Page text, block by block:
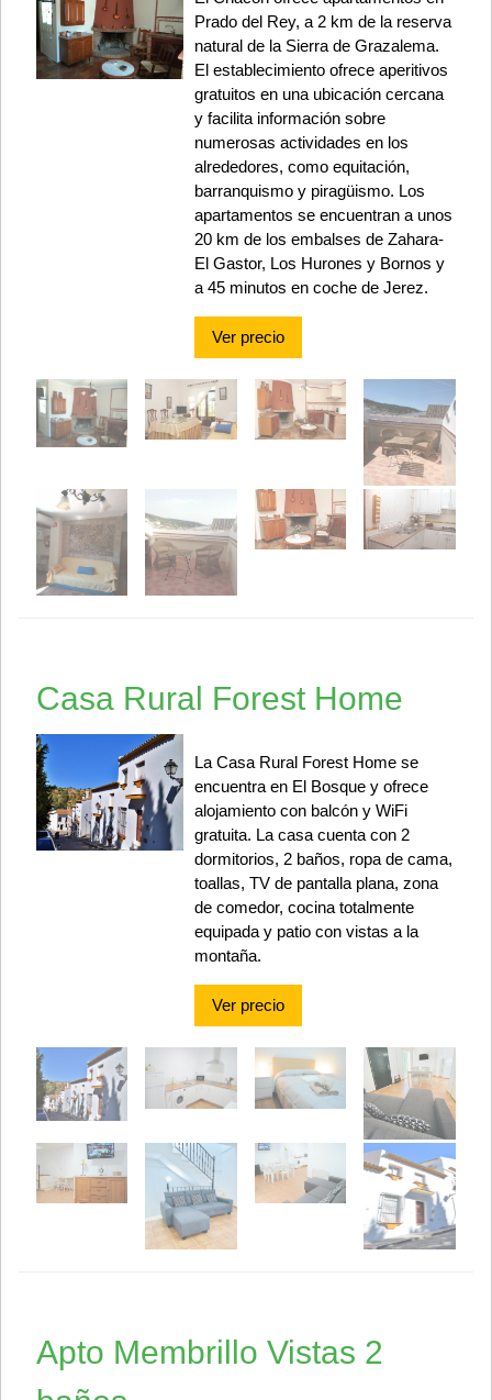
Prado del Rey, a 2 km de la reserva
natural de la Sierra de Grazalema.
El establecimiento ofrece aperitivos
gratuitos en una ubicación cercana
y facilita información sobre
numerosas actividades en los
alrededores, como equitación,
barranquismo y piragüismo. Los
apartamentos se encuentran a unos
20 km de los embalses de Zahara-
El Gastor, Los Hurones y Bornos y
a 45 minutos en coche de Jerez.
Ver precio
Casa Rural Forest Home
La Casa Rural Forest Home se
encuentra en El Bosque y ofrece
alojamiento con balcón y WiFi
gratuita. La casa cuenta con 2
dormitorios, 2 baños, ropa de cama,
toallas, TV de pantalla plana, zona
de comedor, cocina totalmente
equipada y patio con vistas a la
montaña.
Ver precio
Apto Membrillo Vistas 2